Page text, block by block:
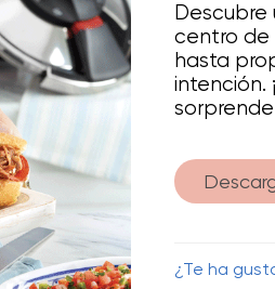
centro de
hasta
intención.
¿Te ha